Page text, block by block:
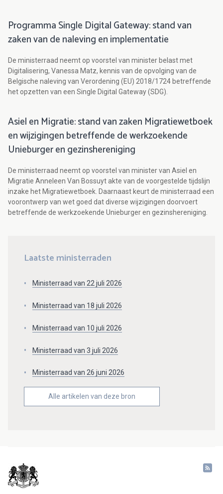
Programma Single Digital Gateway: stand van
zaken van de naleving en implementatie
De ministerraad neemt op voorstel van minister belast met
Digitalisering, Vanessa Matz, kennis van de opvolging van de
Belgische naleving van Verordening (EU) 2018/1724 betreffende
het opzetten van een Single Digital Gateway (SDG).
Asiel en Migratie: stand van zaken Migratiewetboek
en wijzigingen betreffende de werkzoekende
Unieburger en gezinshereniging
De ministerraad neemt op voorstel van minister van Asiel en
Migratie Anneleen Van Bossuyt akte van de voorgestelde tijdslijn
inzake het Migratiewetboek. Daarnaast keurt de ministerraad een
voorontwerp van wet goed dat diverse wijzigingen doorvoert
betreffende de werkzoekende Unieburger en gezinshereniging.
Laatste ministerraden
Ministerraad van 22 juli 2026
Ministerraad van 18 juli 2026
Ministerraad van 10 juli 2026
Ministerraad van 3 juli 2026
Ministerraad van 26 juni 2026
Alle artikelen van deze bron